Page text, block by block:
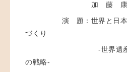
加 藤 康
演 題：世界と日本に
づくり
-世界遺産登録と
の戦略-